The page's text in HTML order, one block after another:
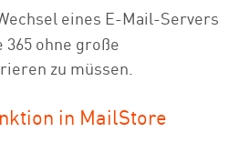
eines E-Mail-Servers
ohne große
zu müssen.
in MailStore